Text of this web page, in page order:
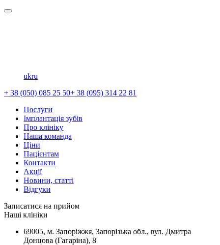
ukru
+ 38 (050) 085 25 50+ 38 (095) 314 22 81
Послуги
Імплантація зубів
Про клініку
Наша команда
Ціни
Пацієнтам
Контакти
Акції
Новини, статті
Відгуки
Записатися на прийом
Наші клініки
69005, м. Запоріжжя, Запорізька обл., вул. Дмитра
Донцова (Гагаріна), 8